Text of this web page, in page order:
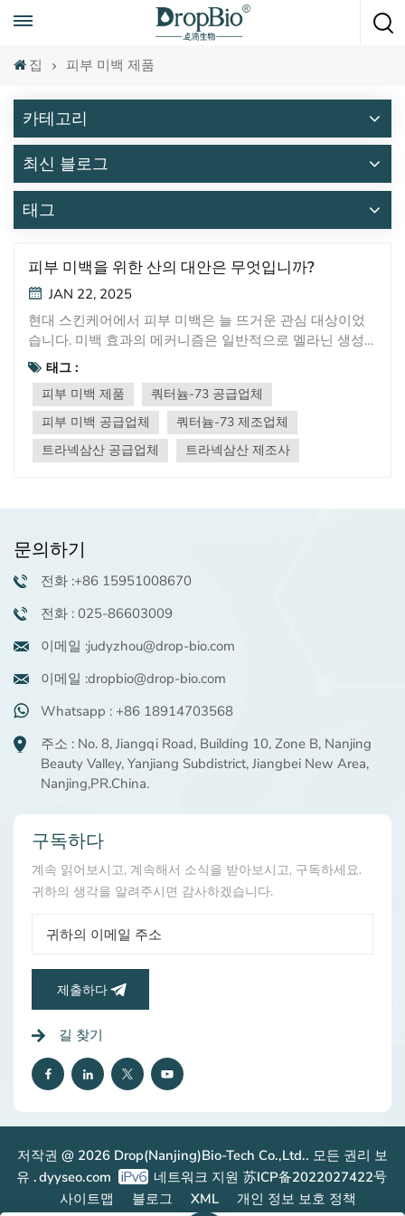
언제든지 전화하세요
+86 15951008670
집 피부 미백 제품
카테고리
최신 블로그
태그
피부 미백을 위한 산의 대안은 무엇입니까?
JAN 22, 2025
현대 스킨케어에서 피부 미백은 늘 뜨거운 관심 대상이었
습니다. 미백 효과의 메커니즘은 일반적으로 멜라닌 생성
억제, 멜라닌 대사 촉진, 미백제 흡수 강화의 세 가지 주요
범주로 나뉩니다. 티로시나아제 등 멜라닌 합성을 담당하
는 주요 효소를 차단함으로써 멜라닌 생성을 줄일 수 있습
니다. 동시에 활성 성분은 세포 회전율을 촉진하여 기존 멜
라닌의 각질 제거를 가속화하여 더 밝은 안색을 얻을 수 있
습니다. 대표적인 미백성분으로는 비타민C(VC), 트라넥삼
과를 제공합니다. 그러나 VC는 매우 불안정하고 빛에 의해
쉽게 분해되며 보관이 어렵습니다. 농도가 높으면 피부에
자극을 줄 수도 있습니다. 마찬가지로, 알부틴은 VC에 비해
결과를 얻으려면 일관된 사용이 필요합니다. 최근에는 새
로운 성분이 -쿼터늄-73(QA-73)—인기를 얻었습니다. 멜
라닌 합성을 효과적으로 억제하고 멜라닌 생성과 관련된
프로피오니박테리움 아크네스, 대장균 등의 박테리아를 제
뛰어난 안정성을 제공하여 보관 및 사용 중에도 손상되지
않고 피부 자극을 일으킬 가능성이 적습니다. 독특한 항균
작용으로 색소 침착을 근원적으로 방지하여 시간이 지날수
록 피부가 더욱 빛나고 투명해집니다. 당사 제품에 관심이
bio.com으로 문의하세요.
태그 :
피부 미백 제품
쿼터늄-73 공급업체
피부 미백 공급업체
쿼터늄-73 제조업체
트라넥삼산 공급업체
트라넥삼산 제조사
문의하기
전화 :+86 15951008670
전화 : 025-86603009
이메일 :judyzhou@drop-bio.com
이메일 :dropbio@drop-bio.com
Whatsapp : +86 18914703568
주소 : No. 8, Jiangqi Road, Building 10, Zone B, Nanjing
Beauty Valley, Yanjiang Subdistrict, Jiangbei New Area,
Nanjing,PR.China.
구독하다
계속 읽어보시고, 계속해서 소식을 받아보시고, 구독하세요.
귀하의 생각을 알려주시면 감사하겠습니다.
제출하다
길 찾기
저작권 @ 2026 Drop(Nanjing)Bio-Tech Co.,Ltd.. 모든 권리 보
유 .dyyseo.com 네트워크 지원 苏ICP备2022027422号
사이트맵
블로그 XML 개인 정보 보호 정책